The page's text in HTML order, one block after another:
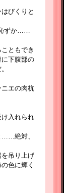
びくりと
ずか……
ともでき
下腹部の
エの肉杭
入れられ
絶対、
吊り上げ
色に輝く